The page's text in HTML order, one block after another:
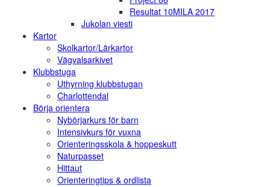
Resultat 10MILA 2017
Jukolan viesti
Kartor
Skolkartor/Lärkartor
Vägvalsarkivet
Klubbstuga
Uthyrning klubbstugan
Charlottendal
Börja orientera
Nybörjarkurs för barn
Intensivkurs för vuxna
Orienteringsskola & hoppeskutt
Naturpasset
Hittaut
Orienteringtips & ordlista